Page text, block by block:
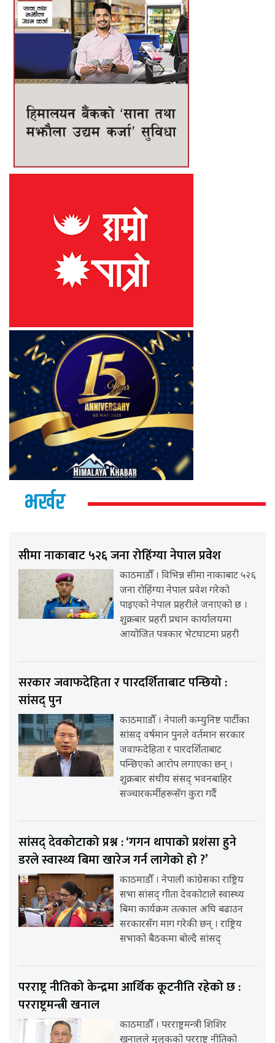
भर्खर
सीमा नाकाबाट ५२६ जना रोहिंग्या नेपाल प्रवेश
काठमाडौँ । विभिन्न सीमा नाकाबाट ५२६
जना रोहिंग्या नेपाल प्रवेश गरेको
पाइएको नेपाल प्रहरीले जनाएको छ ।
शुक्रबार प्रहरी प्रधान कार्यालयमा
आयोजित पत्रकार भेटघाटमा प्रहरी
सरकार जवाफदेहिता र पारदर्शिताबाट पन्छियो :
सांसद् पुन
काठमााडौँ । नेपाली कम्युनिष्ट पार्टीका
सांसद् वर्षमान पुनले वर्तमान सरकार
जवाफदेहिता र पारदर्शिताबाट
पन्छिएको आरोप लगाएका छन् ।
शुक्रबार संघीय संसद् भवनबाहिर
सञ्चारकर्मीहरूसँग कुरा गर्दै
सांसद् देवकोटाको प्रश्न : ‘गगन थापाको प्रशंसा हुने
डरले स्वास्थ्य बिमा खारेज गर्न लागेको हो ?’
काठमाडौँ । नेपाली कांग्रेसका राष्ट्रिय
सभा सांसद् गीता देवकोटाले स्वास्थ्य
बिमा कार्यक्रम तत्काल अघि बढाउन
सरकारसँग माग गरेकी छन् । राष्ट्रिय
सभाको बैठकमा बोल्दै सांसद्
परराष्ट्र नीतिको केन्द्रमा आर्थिक कूटनीति रहेको छ :
परराष्ट्रमन्त्री खनाल
काठमाडौँ । परराष्ट्रमन्त्री शिशिर
खनालले मुलुकको परराष्ट्र नीतिको